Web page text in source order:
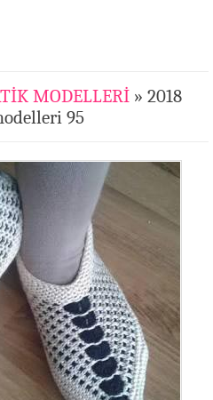
MODELLERİ» 2018
95